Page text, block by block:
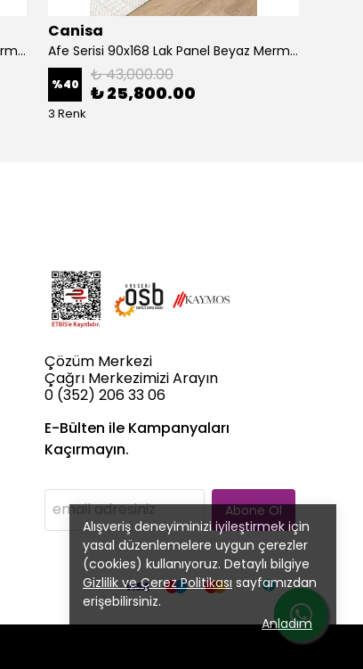
Alışveriş deneyiminizi iyileştirmek için
yasal düzenlemelere uygun çerezler
(cookies) kullanıyoruz. Detaylı bilgiye
Gizlilik ve Çerez Politikası sayfamızdan
erişebilirsiniz.
Anladım
Afe Serisi 90x168 Lak Panel Beyaz Mermer Desen Masa ve 6 Sandalye Gold Kaplama Ayak
Canisa
Afe Serisi 90x168 Lak Panel Beyaz Mermer Desen Masa ve 6 Sandalye Krom Kaplama Ayak
%40 ₺ 43,000.00
₺ 25,800.00
3 Renk
Çözüm Merkezi
Çağrı Merkezimizi Arayın
0 (352) 206 33 06
E-Bülten ile Kampanyaları
Kaçırmayın.
Abone Ol